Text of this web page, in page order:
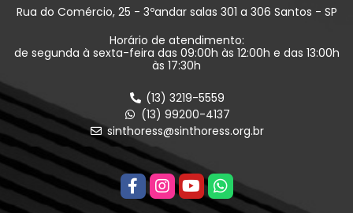
Rua do Comércio, 25 - 3ºandar salas 301 a 306 Santos - SP
Horário de atendimento:
de segunda à sexta-feira das 09:00h às 12:00h e das 13:00h
às 17:30h
(13) 3219-5559
(13) 99200-4137
sinthoress@sinthoress.org.br